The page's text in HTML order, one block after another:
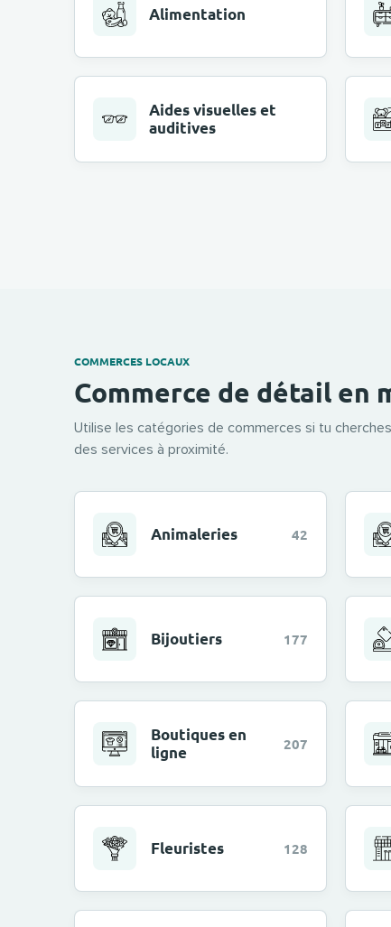
Alimentation
Aides visuelles et
auditives
COMMERCES LOCAUX
Commerce de détail en
Utilise les catégories de commerces si tu
des services à proximité.
Animaleries 42
Bijoutiers 177
Boutiques en
ligne
207
Fleuristes 128